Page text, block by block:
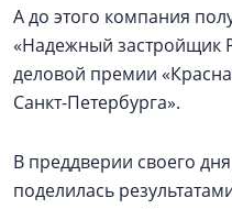
А до этого компания
«Надежный застройщик
деловой премии
Санкт-Петербурга».
В преддверии своего
поделилась